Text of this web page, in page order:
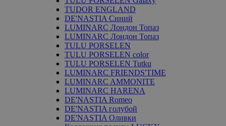
TUDOR ENGLAND
DE'NASTIA Синий
LUMINARC Лондон Топаз
LUMINARC Лондон Топаз
TULU PORSELEN
TULU PORSELEN color
TULU PORSELEN Tutku
LUMINARC FRIENDS'TIME
LUMINARC AMMONITE
LUMINARC HARENA
DE'NASTIA Romeo
DE'NASTIA голубой
DE'NASTIA Оливки